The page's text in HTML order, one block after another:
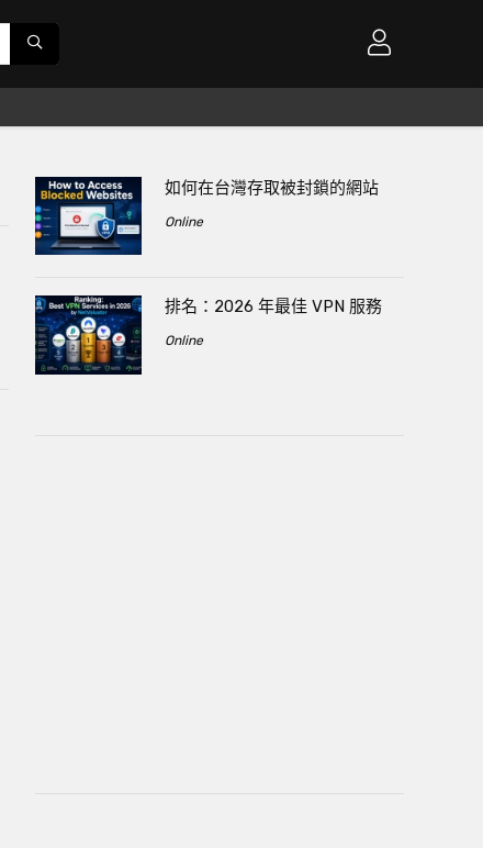
如何在台灣存取被封鎖的網站
Online
排名：2026 年最佳 VPN 服務
Online